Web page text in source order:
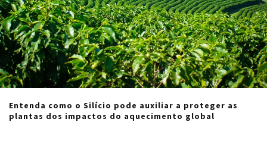
Entenda como o Silício pode auxiliar a proteger as
plantas dos impactos do aquecimento global